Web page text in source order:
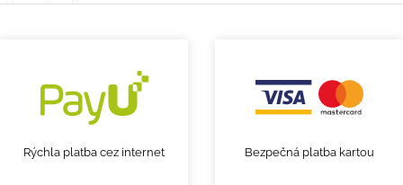
Rýchla platba cez internet Bezpečná platba kartou